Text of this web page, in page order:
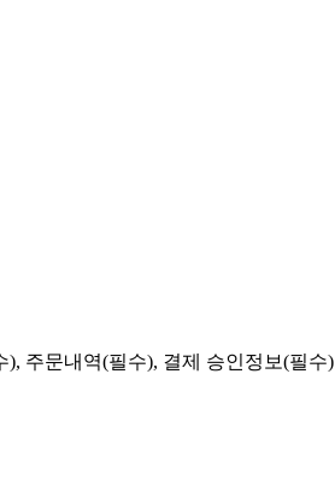
), 주문내역(필수), 결제 승인정보(필수)